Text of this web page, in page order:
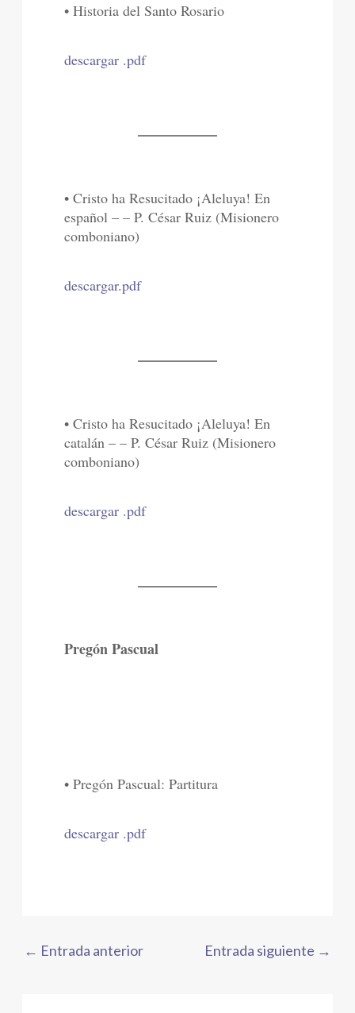
• Historia del Santo Rosario
descargar .pdf
• Cristo ha Resucitado ¡Aleluya! En
español – – P. César Ruiz (Misionero
comboniano)
descargar.pdf
• Cristo ha Resucitado ¡Aleluya! En
catalán – – P. César Ruiz (Misionero
comboniano)
descargar .pdf
Pregón Pascual
• Pregón Pascual: Partitura
descargar .pdf
← Entrada anterior Entrada siguiente →